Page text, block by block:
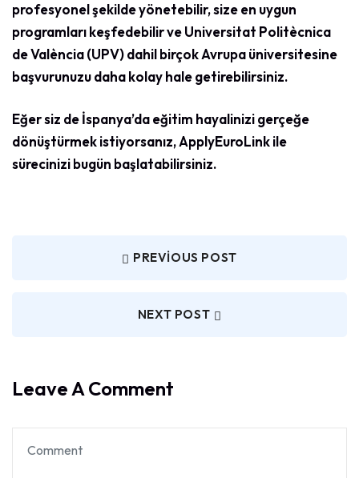
profesyonel şekilde yönetebilir, size en uygun
programları keşfedebilir ve Universitat Politècnica
de València (UPV) dahil birçok Avrupa üniversitesine
başvurunuzu daha kolay hale getirebilirsiniz.
Eğer siz de İspanya’da eğitim hayalinizi gerçeğe
dönüştürmek istiyorsanız, ApplyEuroLink ile
sürecinizi bugün başlatabilirsiniz.
PREVIOUS POST
NEXT POST
Leave A Comment